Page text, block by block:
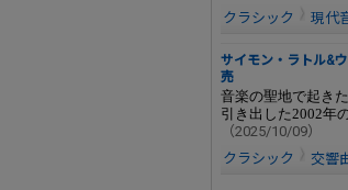
クラシック
現代
サイモン・ラトル&
売
音楽の聖地で起き
引き出した2002年
（2025/10/09）
クラシック
交響